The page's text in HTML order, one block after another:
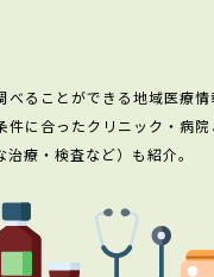
ることができる地域医療情
に合ったクリニック・病院
療・検査など）も紹介。